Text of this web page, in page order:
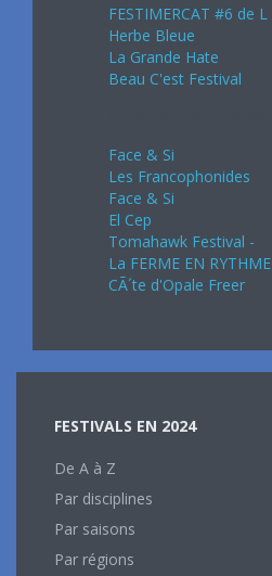
FESTIMERCAT #6 de L
Herbe Bleue
La Grande Hate
Beau C'est Festival
Face & Si
Les Francophonides
Face & Si
El Cep
Tomahawk Festival -
La FERME EN RYTHME
CÃ´te d'Opale Freer
FESTIVALS EN 2024
De A à Z
Par disciplines
Par saisons
Par régions